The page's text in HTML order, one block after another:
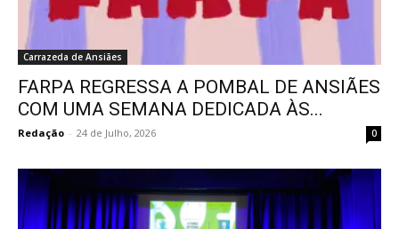
Carrazeda de Ansiães
FARPA REGRESSA A POMBAL DE ANSIÃES
COM UMA SEMANA DEDICADA ÀS...
Redação - 24 de Julho, 2026 0